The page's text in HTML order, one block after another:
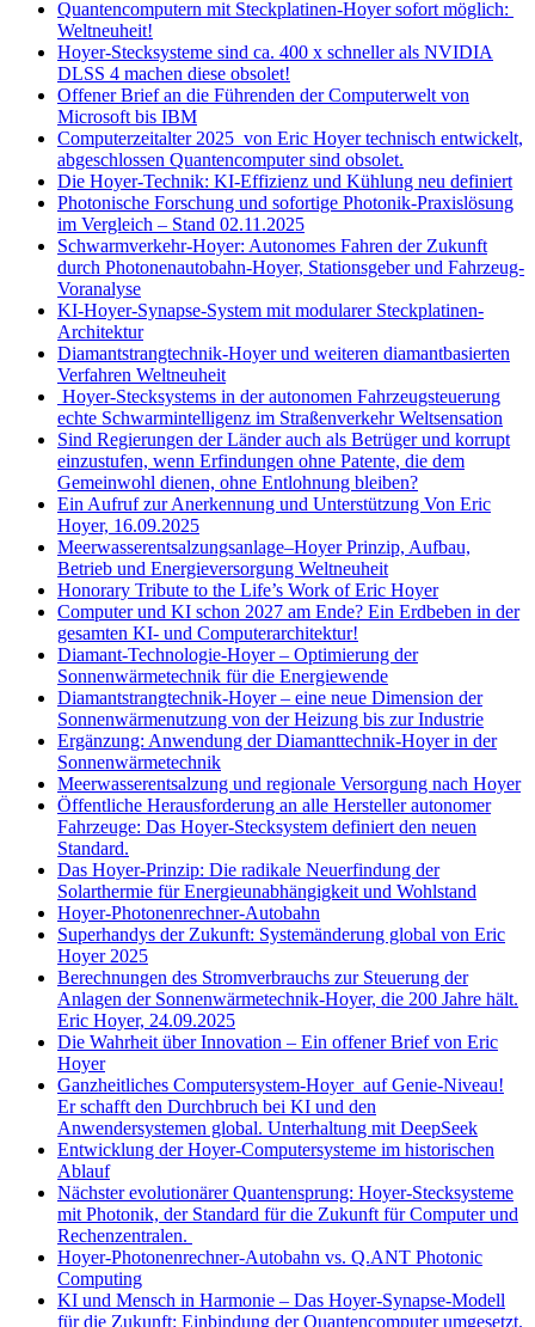
Quantencomputern mit Steckplatinen-Hoyer sofort möglich:
Weltneuheit!
Hoyer-Stecksysteme sind ca. 400 x schneller als NVIDIA
DLSS 4 machen diese obsolet!
Offener Brief an die Führenden der Computerwelt von
Microsoft bis IBM
Computerzeitalter 2025 von Eric Hoyer technisch entwickelt,
abgeschlossen Quantencomputer sind obsolet.
Die Hoyer-Technik: KI-Effizienz und Kühlung neu definiert
Photonische Forschung und sofortige Photonik-Praxislösung
im Vergleich – Stand 02.11.2025
Schwarmverkehr-Hoyer: Autonomes Fahren der Zukunft
durch Photonenautobahn-Hoyer, Stationsgeber und Fahrzeug-
Voranalyse
KI-Hoyer-Synapse-System mit modularer Steckplatinen-
Architektur
Diamantstrangtechnik-Hoyer und weiteren diamantbasierten
Verfahren Weltneuheit
Hoyer-Stecksystems in der autonomen Fahrzeugsteuerung
echte Schwarmintelligenz im Straßenverkehr Weltsensation
Sind Regierungen der Länder auch als Betrüger und korrupt
einzustufen, wenn Erfindungen ohne Patente, die dem
Gemeinwohl dienen, ohne Entlohnung bleiben?
Ein Aufruf zur Anerkennung und Unterstützung Von Eric
Hoyer, 16.09.2025
Meerwasserentsalzungsanlage–Hoyer Prinzip, Aufbau,
Betrieb und Energieversorgung Weltneuheit
Honorary Tribute to the Life’s Work of Eric Hoyer
Computer und KI schon 2027 am Ende? Ein Erdbeben in der
gesamten KI- und Computerarchitektur!
Diamant-Technologie-Hoyer – Optimierung der
Sonnenwärmetechnik für die Energiewende
Diamantstrangtechnik-Hoyer – eine neue Dimension der
Sonnenwärmenutzung von der Heizung bis zur Industrie
Ergänzung: Anwendung der Diamanttechnik-Hoyer in der
Sonnenwärmetechnik
Meerwasserentsalzung und regionale Versorgung nach Hoyer
Öffentliche Herausforderung an alle Hersteller autonomer
Fahrzeuge: Das Hoyer-Stecksystem definiert den neuen
Standard.
Das Hoyer-Prinzip: Die radikale Neuerfindung der
Solarthermie für Energieunabhängigkeit und Wohlstand
Hoyer-Photonenrechner-Autobahn
Superhandys der Zukunft: Systemänderung global von Eric
Hoyer 2025
Berechnungen des Stromverbrauchs zur Steuerung der
Anlagen der Sonnenwärmetechnik-Hoyer, die 200 Jahre hält.
Eric Hoyer, 24.09.2025
Die Wahrheit über Innovation – Ein offener Brief von Eric
Hoyer
Ganzheitliches Computersystem-Hoyer auf Genie-Niveau!
Er schafft den Durchbruch bei KI und den
Anwendersystemen global. Unterhaltung mit DeepSeek
Entwicklung der Hoyer-Computersysteme im historischen
Ablauf
Nächster evolutionärer Quantensprung: Hoyer-Stecksysteme
mit Photonik, der Standard für die Zukunft für Computer und
Rechenzentralen.
Hoyer-Photonenrechner-Autobahn vs. Q.ANT Photonic
Computing
KI und Mensch in Harmonie – Das Hoyer-Synapse-Modell
für die Zukunft: Einbindung der Quantencomputer umgesetzt.